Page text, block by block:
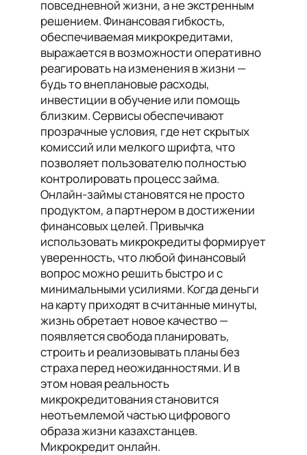
повседневной жизни, а не экстренным
решением. Финансовая гибкость,
обеспечиваемая микрокредитами,
выражается в возможности оперативно
реагировать на изменения в жизни —
будь то внеплановые расходы,
инвестиции в обучение или помощь
близким. Сервисы обеспечивают
прозрачные условия, где нет скрытых
комиссий или мелкого шрифта, что
позволяет пользователю полностью
контролировать процесс займа.
Онлайн-займы становятся не просто
продуктом, а партнером в достижении
финансовых целей. Привычка
использовать микрокредиты формирует
уверенность, что любой финансовый
вопрос можно решить быстро и с
минимальными усилиями. Когда деньги
на карту приходят в считанные минуты,
жизнь обретает новое качество —
появляется свобода планировать,
строить и реализовывать планы без
страха перед неожиданностями. И в
этом новая реальность
микрокредитования становится
неотъемлемой частью цифрового
образа жизни казахстанцев.
Микрокредит онлайн.